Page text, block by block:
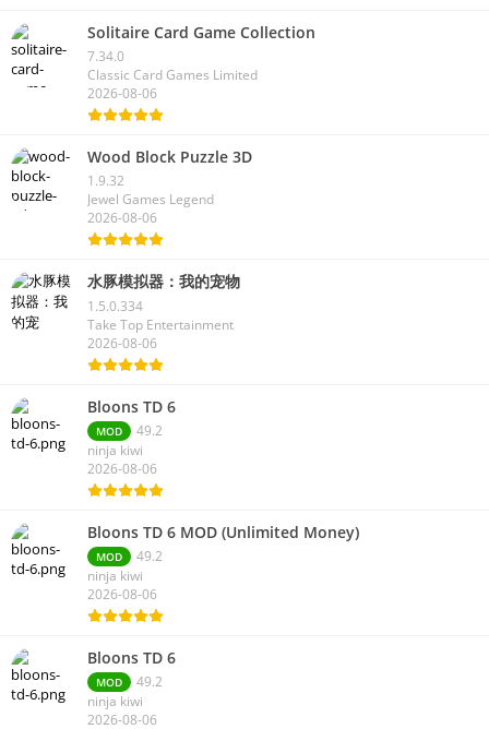
Solitaire Card Game Collection
7.34.0
Classic Card Games Limited
2026-08-06
Wood Block Puzzle 3D
1.9.32
Jewel Games Legend
2026-08-06
水豚模拟器：我的宠物
1.5.0.334
Take Top Entertainment
2026-08-06
Bloons TD 6
MOD
49.2
ninja kiwi
2026-08-06
Bloons TD 6 MOD (Unlimited Money)
MOD
49.2
ninja kiwi
2026-08-06
Bloons TD 6
MOD
49.2
ninja kiwi
2026-08-06